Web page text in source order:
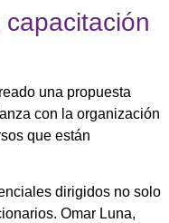
una propuesta
con la organización
que están
dirigidos no solo
Omar Luna,